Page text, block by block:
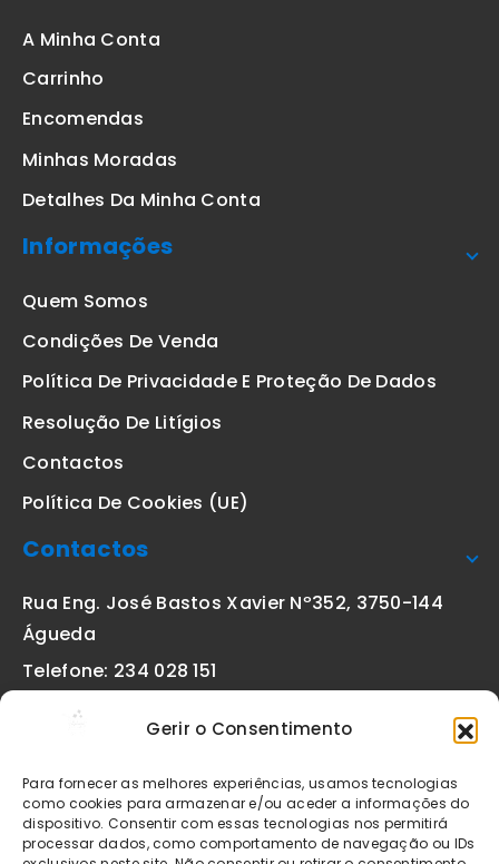
Gerir o Consentimento
Para fornecer as melhores experiências, usamos tecnologias
como cookies para armazenar e/ou aceder a informações do
dispositivo. Consentir com essas tecnologias nos permitirá
processar dados, como comportamento de navegação ou IDs
A Minha Conta
Carrinho
Encomendas
Minhas Moradas
Detalhes Da Minha Conta
Informações
Quem Somos
Condições De Venda
Política De Privacidade E Proteção De Dados
Resolução De Litígios
Contactos
Política De Cookies (UE)
Contactos
Rua Eng. José Bastos Xavier Nº352, 3750-144
Águeda
Telefone: 234 028 151
geral@etiquetas-online.pt
Os preços indicados incluem IVA à taxa legal em vigor. Todos